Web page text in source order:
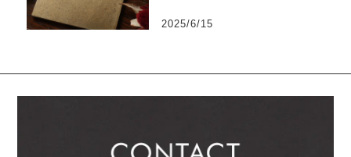
2025/6/15